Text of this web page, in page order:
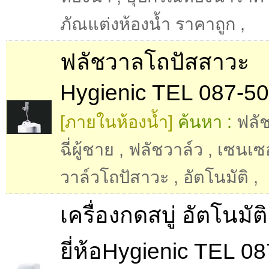
ภัณแต่งห้องน้ำ ราคาถูก ,
ฟลัชวาลโถปัสสาวะ
Hygienic TEL 087-
[ภายในห้องน้ำ] ค้นหา : ฟลั
ฉี่ผู้ชาย , ฟลัชวาล์ว , เซนเ
วาล์วโถปัสาวะ , อัตโนมัติ ,
เครื่องกดสบู่ อัตโนมัติ
ยี่ห้อHygienic TEL